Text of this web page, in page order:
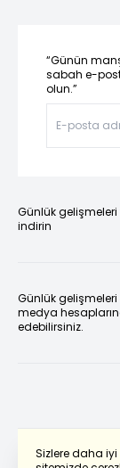
Sizlere daha
“Günün
sabah e-
olun.”
Günlük
indirin
Günlük
medya
edebilirsiniz.